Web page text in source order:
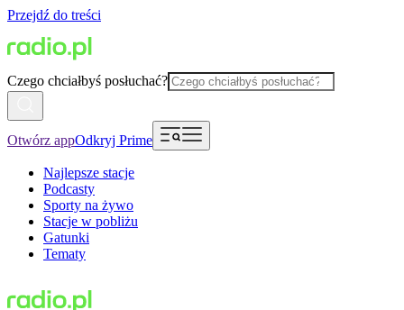
Przejdź do treści
Czego chciałbyś posłuchać?
Otwórz appOdkryj Prime
Najlepsze stacje
Podcasty
Sporty na żywo
Stacje w pobliżu
Gatunki
Tematy